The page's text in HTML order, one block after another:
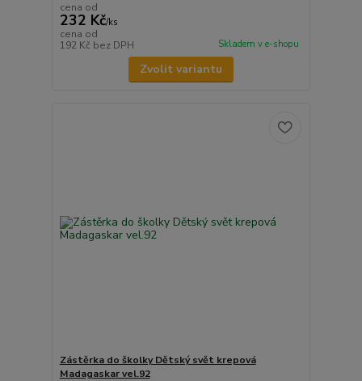
cena od
232 Kč/ks
cena od
192 Kč bez DPH Skladem v e-shopu
Zvolit variantu
Zástěrka do školky Dětský svět krepová
Madagaskar vel.92